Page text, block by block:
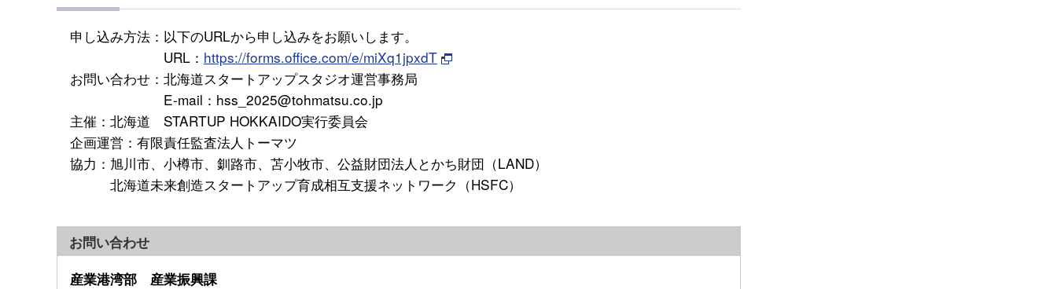
申し込み方法：以下のURLから申し込みをお願いします。
URL： https://forms.office.com/e/miXq1jpxdT
お問い合わせ：北海道スタートアップスタジオ運営事務局
E-mail：hss_2025@tohmatsu.co.jp
主催：北海道 STARTUP HOKKAIDO実行委員会
企画運営：有限責任監査法人トーマツ
協力：旭川市、小樽市、釧路市、苫小牧市、公益財団法人とかち財団（LAND）
北海道未来創造スタートアップ育成相互支援ネットワーク（HSFC）
お問い合わせ
産業港湾部 産業振興課